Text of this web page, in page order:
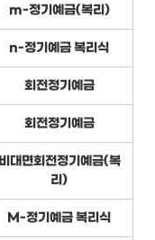
m-정기예금(복리)
n-정기예금 복리식
회전정기예금
회전정기예금
비대면회전정기예금(복
리)
M-정기예금 복리식